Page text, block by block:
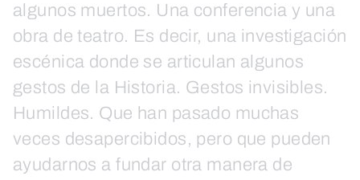
algunos muertos. Una conferencia y una
obra de teatro. Es decir, una investigación
escénica donde se articulan algunos
gestos de la Historia. Gestos invisibles.
Humildes. Que han pasado muchas
veces desapercibidos, pero que pueden
ayudarnos a fundar otra manera de